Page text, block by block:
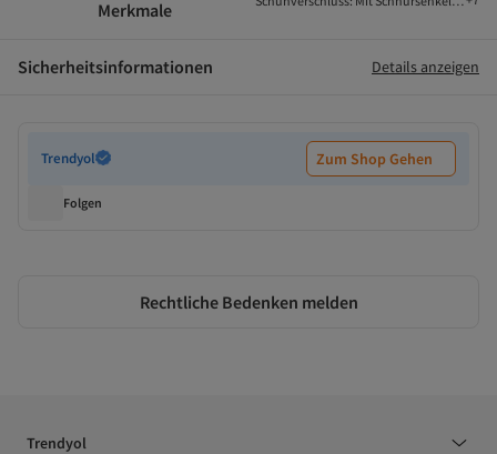
Merkmale
Sicherheitsinformationen Details anzeigen
Trendyol Zum Shop Gehen
Folgen
Rechtliche Bedenken melden
Trendyol